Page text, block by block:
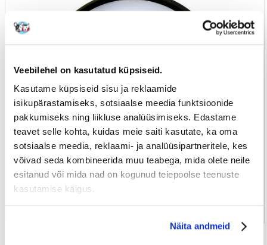
Veebilehel on kasutatud küpsiseid.
Kasutame küpsiseid sisu ja reklaamide
isikupärastamiseks, sotsiaalse meedia funktsioonide
pakkumiseks ning liikluse analüüsimiseks. Edastame
teavet selle kohta, kuidas meie saiti kasutate, ka oma
sotsiaalse meedia, reklaami- ja analüüsipartneritele, kes
võivad seda kombineerida muu teabega, mida olete neile
esitanud või mida nad on kogunud teiepoolse teenuste
kasutamise käigus.
Näita andmeid